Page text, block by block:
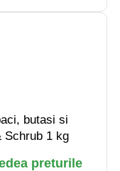
butasi si
Schrub 1 kg
preturile